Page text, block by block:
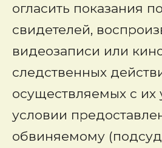
огласить показания
свидетелей,
видеозаписи или
следственных
осуществляемых с их
условии
обвиняемому